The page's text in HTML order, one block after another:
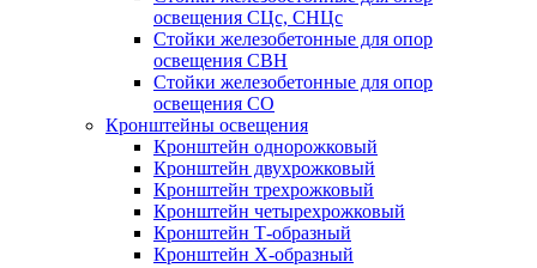
освещения СЦс, СНЦс
Стойки железобетонные для опор
освещения СВН
Стойки железобетонные для опор
освещения СО
Кронштейны освещения
Кронштейн однорожковый
Кронштейн двухрожковый
Кронштейн трехрожковый
Кронштейн четырехрожковый
Кронштейн Т-образный
Кронштейн Х-образный